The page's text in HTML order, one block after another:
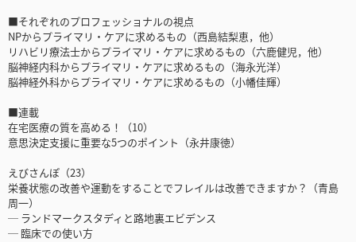
■それぞれのプロフェッショナルの視点
NPからプライマリ・ケアに求めるもの（西島結梨恵，他）
リハビリ療法士からプライマリ・ケアに求めるもの（六鹿健児，他）
脳神経内科からプライマリ・ケアに求めるもの（海永光洋）
脳神経外科からプライマリ・ケアに求めるもの（小幡佳輝）
■連載
在宅医療の質を高める！（10）
意思決定支援に重要な5つのポイント（永井康徳）
えびさんぽ（23）
栄養状態の改善や運動をすることでフレイルは改善できますか？（青島
周一）
─ ランドマークスタディと路地裏エビデンス
─ 臨床での使い方